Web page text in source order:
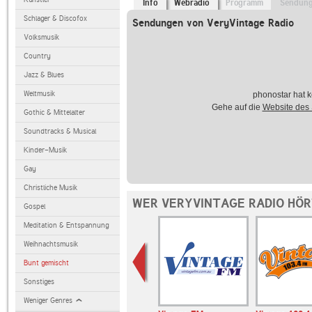
Schlager & Discofox
Volksmusik
Country
Jazz & Blues
Weltmusik
Gothic & Mittelalter
Soundtracks & Musical
Kinder-Musik
Gay
Christliche Musik
Gospel
Meditation & Entspannung
Weihnachtsmusik
Bunt gemischt
Sonstiges
Weniger Genres
Info Webradio Programm
Sendungen von VeryVintage Radio
phonostar hat
Gehe auf die Website des
WER VERYVINTAGE RADIO